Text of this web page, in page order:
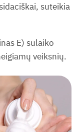
suteikia
E) sulaiko
veiksnių.